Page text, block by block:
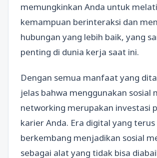
memungkinkan Anda untuk
kemampuan berinteraksi dan
hubungan yang lebih baik, yang
penting di dunia kerja saat ini.
Dengan semua manfaat yang
jelas bahwa menggunakan sosial
networking merupakan investasi
karier Anda. Era digital yang terus
berkembang menjadikan sosial
sebagai alat yang tidak bisa